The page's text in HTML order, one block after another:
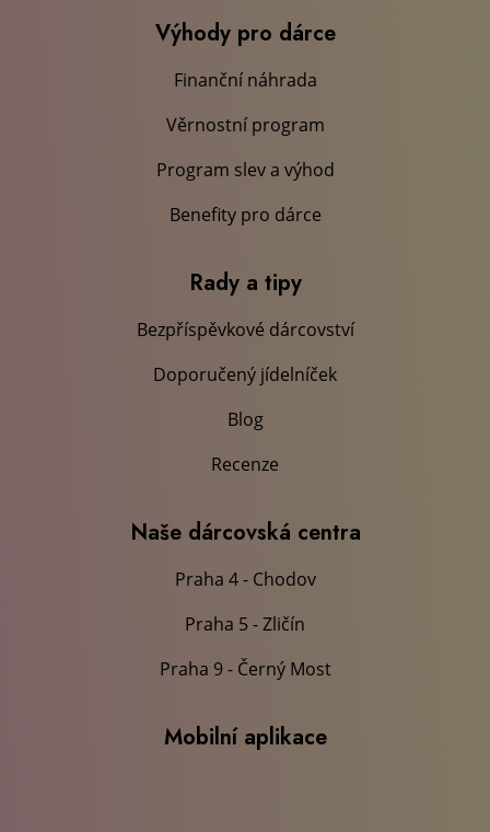
Výhody pro dárce
Finanční náhrada
Věrnostní program
Program slev a výhod
Benefity pro dárce
Rady a tipy
Bezpříspěvkové dárcovství
Doporučený jídelníček
Blog
Recenze
Naše dárcovská centra
Praha 4 - Chodov
Praha 5 - Zličín
Praha 9 - Černý Most
Mobilní aplikace